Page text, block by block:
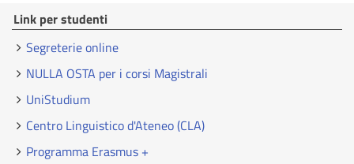
Link per studenti
Segreterie online
NULLA OSTA per i corsi Magistrali
UniStudium
Centro Linguistico d'Ateneo (CLA)
Programma Erasmus +